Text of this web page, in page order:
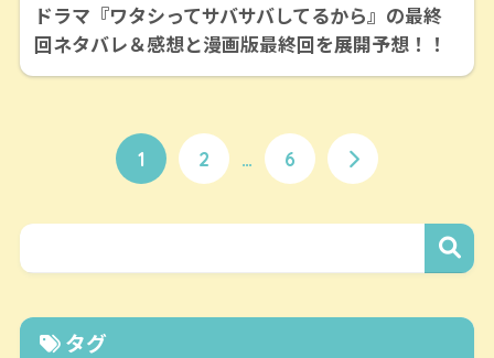
ドラマ『ワタシってサバサバしてるから』の最終
回ネタバレ＆感想と漫画版最終回を展開予想！！
1 2 … 6
タグ